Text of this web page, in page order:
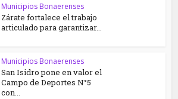
Municipios Bonaerenses
Zárate fortalece el trabajo
articulado para garantizar...
Municipios Bonaerenses
San Isidro pone en valor el
Campo de Deportes N°5
con...